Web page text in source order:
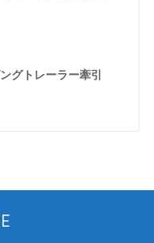
グトレーラー牽引